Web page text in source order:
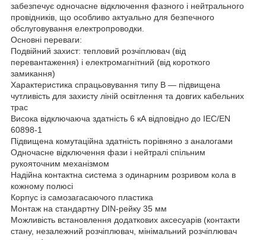
забезпечує одночасне відключення фазного і нейтрального
провідників, що особливо актуально для безпечного
обслуговування електропроводки.
Основні переваги:
Подвійний захист: тепловий розчіплювач (від
перевантаження) і електромагнітний (від короткого
замикання)
Характеристика спрацьовування типу B — підвищена
чутливість для захисту ліній освітлення та довгих кабельних
трас
Висока відключаюча здатність 6 кА відповідно до IEC/EN
60898-1
Підвищена комутаційна здатність порівняно з аналогами
Одночасне відключення фази і нейтралі спільним
рукояточним механізмом
Надійна контактна система з одинарним розривом кола в
кожному полюсі
Корпус із самозагасаючого пластика
Монтаж на стандартну DIN-рейку 35 мм
Можливість встановлення додаткових аксесуарів (контакти
стану, незалежний розчіплювач, мінімальний розчіплювач